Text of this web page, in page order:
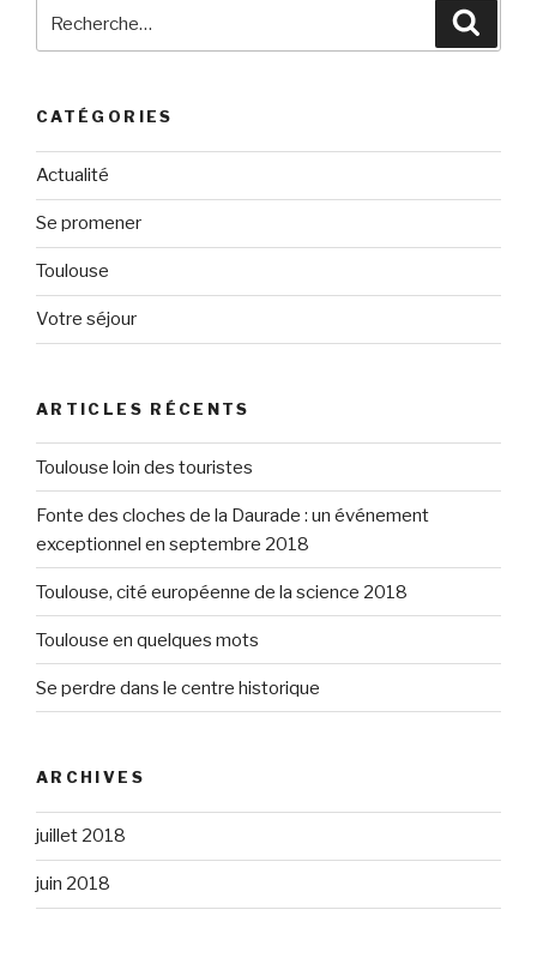
CATÉGORIES
Actualité
Se promener
Toulouse
Votre séjour
ARTICLES RÉCENTS
Toulouse loin des touristes
Fonte des cloches de la Daurade : un événement
exceptionnel en septembre 2018
Toulouse, cité européenne de la science 2018
Toulouse en quelques mots
Se perdre dans le centre historique
ARCHIVES
juillet 2018
juin 2018